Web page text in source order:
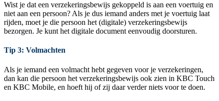
Wist je dat een verzekeringsbewijs gekoppeld is aan een voertuig en
niet aan een persoon? Als je dus iemand anders met je voertuig laat
rijden, moet je die persoon het (digitale) verzekeringsbewijs
bezorgen. Je kunt het digitale document eenvoudig doorsturen.
Tip 3: Volmachten
Als je iemand een volmacht hebt gegeven voor je verzekeringen,
dan kan die persoon het verzekeringsbewijs ook zien in KBC Touch
en KBC Mobile, en hoeft hij of zij daar verder niets voor te doen.